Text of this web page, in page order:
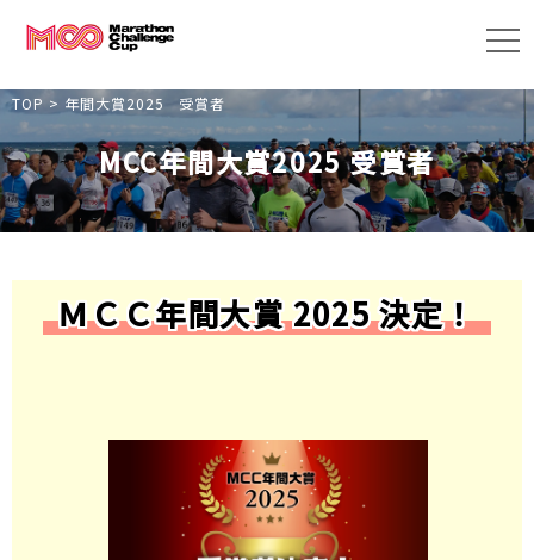
TOP> 年間大賞2025 受賞者
MCC年間大賞2025 受賞者
ＭＣＣ年間大賞 2025 決定！